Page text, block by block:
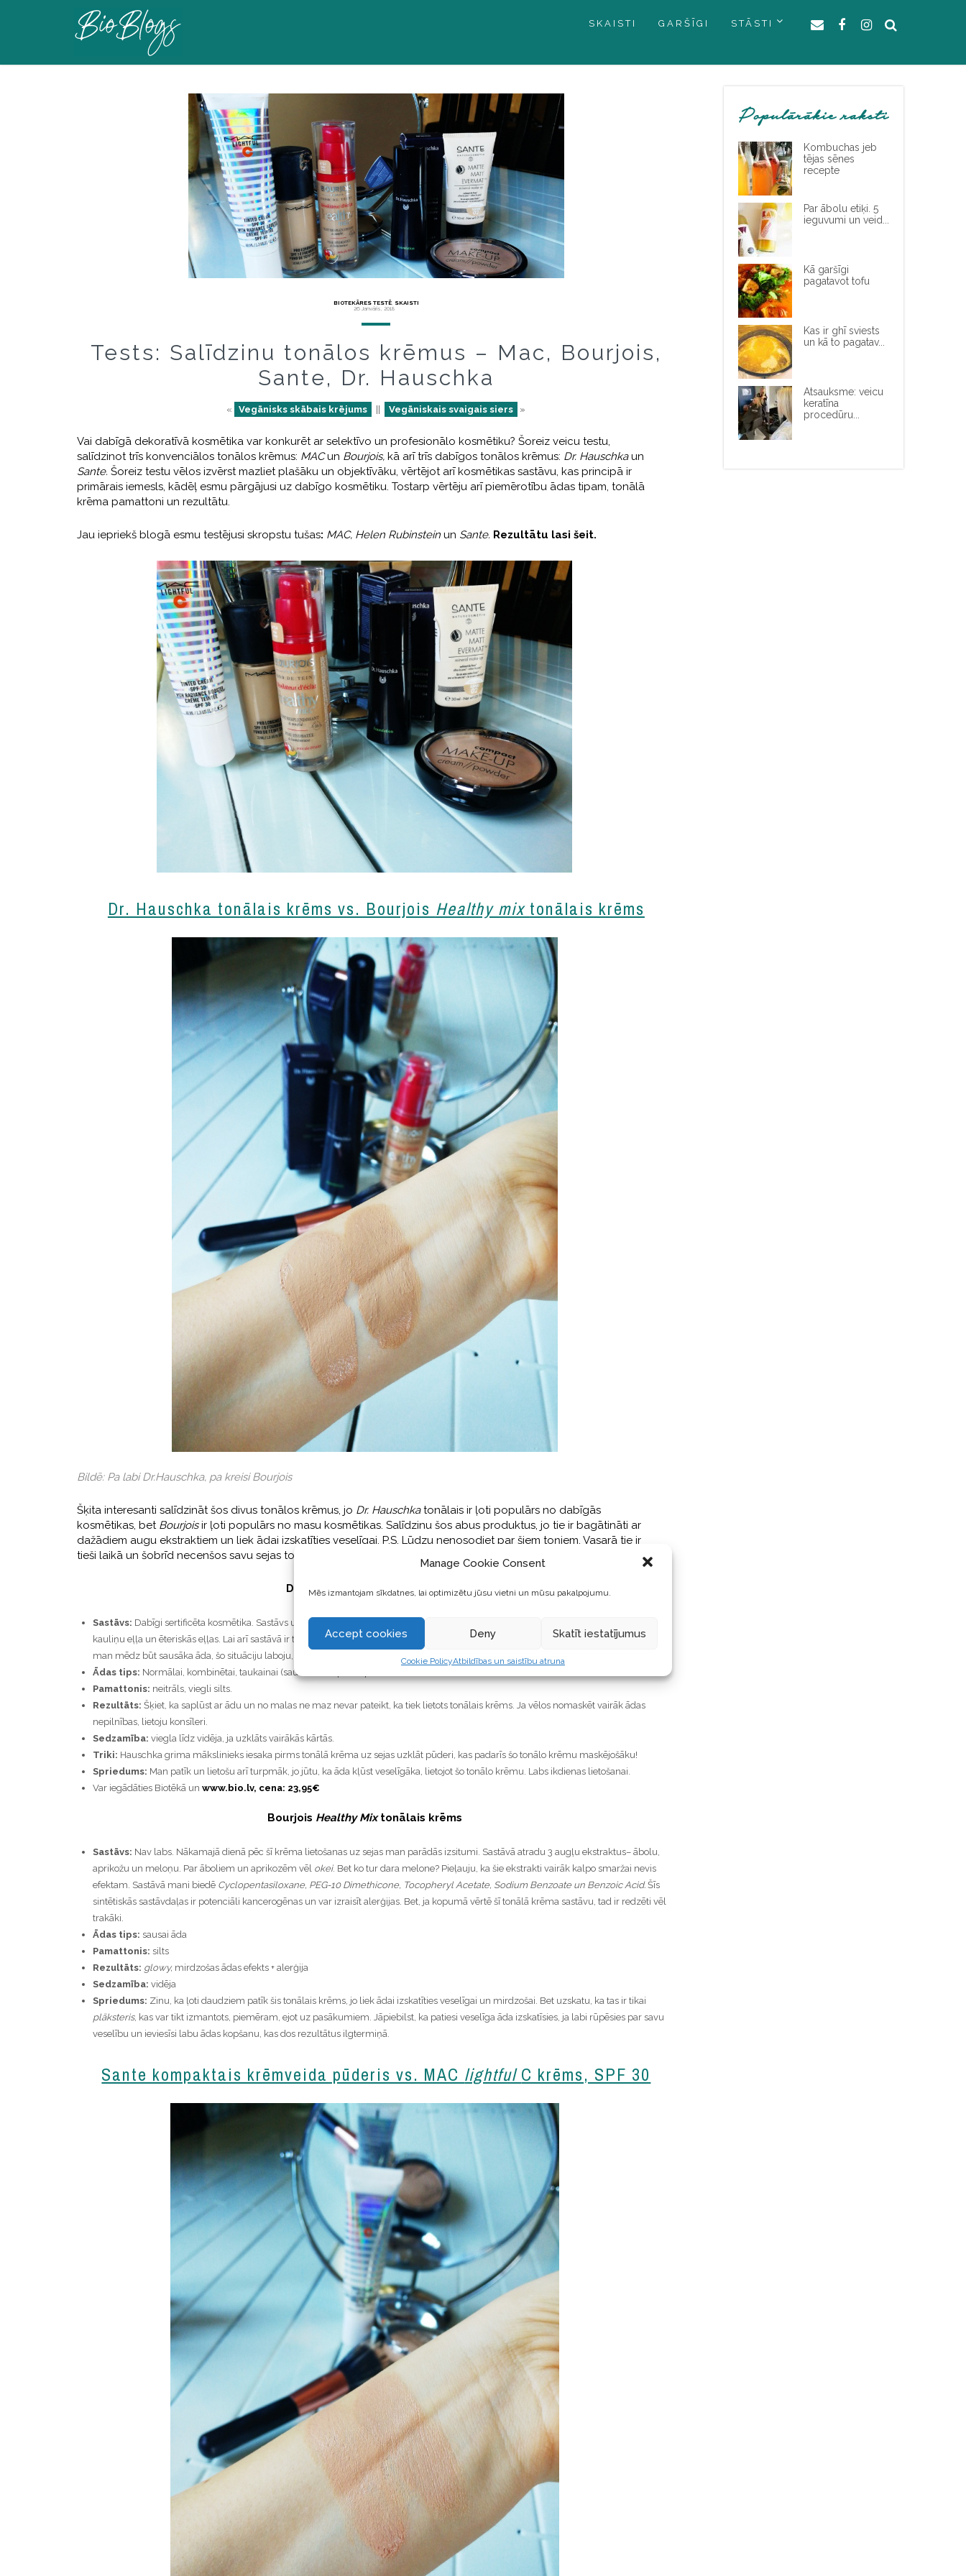
Manage Cookie Consent
Mēs izmantojam sīkdatnes, lai optimizētu jūsu vietni un mūsu pakalpojumu.
Accept cookies Deny Skatīt iestatījumus
Cookie PolicyAtbildības un saistību atruna
SKAISTI GARŠĪGI STĀSTI
BIOTEKĀRES TESTĒ, SKAISTI
26 Janvāris, 2018
Tests: Salīdzinu tonālos krēmus – Mac, Bourjois,
Sante, Dr. Hauschka
« Vegānisks skābais krējums Vegāniskais svaigais siers »
Vai dabīgā dekoratīvā kosmētika var konkurēt ar selektīvo un profesionālo kosmētiku? Šoreiz veicu testu,
salīdzinot trīs konvenciālos tonālos krēmus: MACun Bourjois, kā arī trīs dabīgos tonālos krēmus: Dr. Hauschkaun
Sante. Šoreiz testu vēlos izvērst mazliet plašāku un objektīvāku, vērtējot arī kosmētikas sastāvu, kas principā ir
primārais iemesls, kādēļ esmu pārgājusi uz dabīgo kosmētiku. Tostarp vērtēju arī piemērotību ādas tipam, tonālā
krēma pamattoni un rezultātu.
Jau iepriekš blogā esmu testējusi skropstu tušas: MAC, Helen Rubinstein un Sante. Rezultātu lasi šeit.
Dr. Hauschka tonālais krēms vs. Bourjois Healthy mix tonālais krēms
Bildē: Pa labi Dr.Hauschka, pa kreisi Bourjois
Šķita interesanti salīdzināt šos divus tonālos krēmus, jo Dr. Hauschkatonālais ir ļoti populārs no dabīgās
kosmētikas, bet Bourjoisir ļoti populārs no masu kosmētikas. Salīdzinu šos abus produktus, jo tie ir bagātināti ar
dažādiem augu ekstraktiem un liek ādai izskatīties veselīgai. P.S. Lūdzu nenosodiet par šiem toņiem. Vasarā tie ir
tieši laikā un šobrīd necenšos savu sejas toni padarīt 5 reizes tumšāku!
Dr. Hauschka tonālais krēms
Sastāvs: Dabīgi sertificēta kosmētika. Sastāvs uz ūdens bāzes, pievienoti minerālu pigmenti, hohobas eļļa, kokosriekstu eļļa, aprikožu
kauliņu eļļa un ēteriskās eļļas. Lai arī sastāvā ir tik daudz eļļas, pats tonālais krēms nav taukains un pat šķiet nedaudz sausinošs. Tā kā
man mēdz būt sausāka āda, šo situāciju laboju, sajaucot to ar dabīgu mitrinošu krēmu.
Ādas tips: Normālai, kombinētai, taukainai (sausai ādai apakšā prasīsies treknāks krēms).
Pamattonis: neitrāls, viegli silts.
Rezultāts: Šķiet, ka saplūst ar ādu un no malas ne maz nevar pateikt, ka tiek lietots tonālais krēms. Ja vēlos nomaskēt vairāk ādas
nepilnības, lietoju konsīleri.
Sedzamība: viegla līdz vidēja, ja uzklāts vairākās kārtās.
Triki: Hauschka grima mākslinieks iesaka pirms tonālā krēma uz sejas uzklāt pūderi, kas padarīs šo tonālo krēmu maskējošāku!
Spriedums: Man patīk un lietošu arī turpmāk, jo jūtu, ka āda kļūst veselīgāka, lietojot šo tonālo krēmu. Labs ikdienas lietošanai.
Var iegādāties Biotēkā un www.bio.lv, cena: 23,95€
Bourjois Healthy Mixtonālais krēms
Sastāvs: Nav labs. Nākamajā dienā pēc šī krēma lietošanas uz sejas man parādās izsitumi. Sastāvā atradu 3 augļu ekstraktus– ābolu,
aprikožu un meloņu. Par āboliem un aprikozēm vēl okei. Bet ko tur dara melone? Pieļauju, ka šie ekstrakti vairāk kalpo smaržai nevis
efektam. Sastāvā mani biedē Cyclopentasiloxane, PEG-10 Dimethicone, Tocopheryl Acetate, Sodium Benzoate un Benzoic Acid. Šīs
sintētiskās sastāvdaļas ir potenciāli kancerogēnas un var izraisīt alerģijas. Bet, ja kopumā vērtē šī tonālā krēma sastāvu, tad ir redzēti vēl
trakāki.
Ādas tips: sausai āda
Pamattonis: silts
Rezultāts: glowy, mirdzošas ādas efekts + alerģija
Sedzamība: vidēja
Spriedums: Zinu, ka ļoti daudziem patīk šis tonālais krēms, jo liek ādai izskatīties veselīgai un mirdzošai. Bet uzskatu, ka tas ir tikai
plāksteris, kas var tikt izmantots, piemēram, ejot uz pasākumiem. Jāpiebilst, ka patiesi veselīga āda izskatīsies, ja labi rūpēsies par savu
veselību un ieviesīsi labu ādas kopšanu, kas dos rezultātus ilgtermiņā.
Sante kompaktais krēmveida pūderis vs. MAC lightfulC krēms, SPF 30
Populārākie raksti
Kombuchas jeb
tējas sēnes
recepte
Par ābolu etiķi. 5
ieguvumi un veid...
Kā garšīgi
pagatavot tofu
Kas ir ghī sviests
un kā to pagatav...
Atsauksme: veicu
keratīna
procedūru...